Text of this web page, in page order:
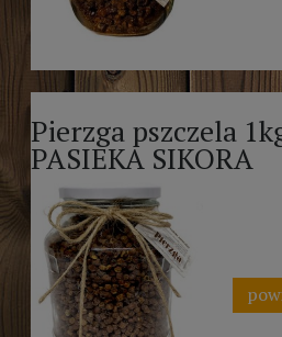
Pierzga pszczela
PASIEKA SIKORA